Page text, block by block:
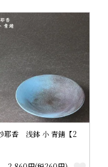
耶香 浅鉢 小 青錆【2